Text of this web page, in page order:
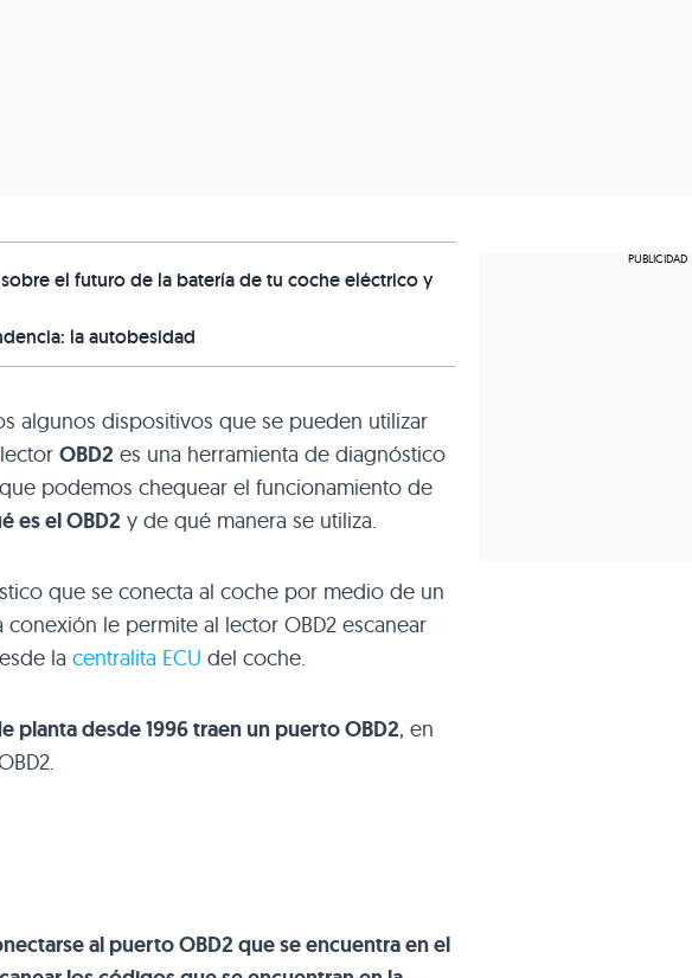
el futuro de la batería de tu coche eléctrico y
la autobesidad
algunos dispositivos que se pueden utilizar
OBD2 es una herramienta de diagnóstico
podemos chequear el funcionamiento de
es el OBD2 y de qué manera se utiliza.
que se conecta al coche por medio de un
le permite al lector OBD2 escanear
la centralita ECU del coche.
planta desde 1996 traen un puerto OBD2, en
al puerto OBD2 que se encuentra en el